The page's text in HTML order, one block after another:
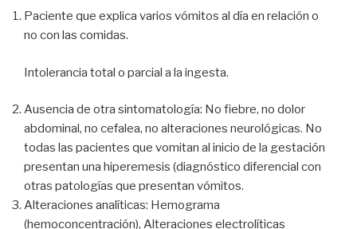
Paciente que explica varios vómitos al día en relación o
no con las comidas.
Intolerancia total o parcial a la ingesta.
Ausencia de otra sintomatología: No fiebre, no dolor
abdominal, no cefalea, no alteraciones neurológicas. No
todas las pacientes que vomitan al inicio de la gestación
presentan una hiperemesis (diagnóstico diferencial con
otras patologías que presentan vómitos.
Alteraciones analíticas: Hemograma
(hemoconcentración), Alteraciones electrolíticas